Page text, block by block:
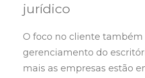
jurídico
O foco no cliente também
gerenciamento do
mais as empresas estão